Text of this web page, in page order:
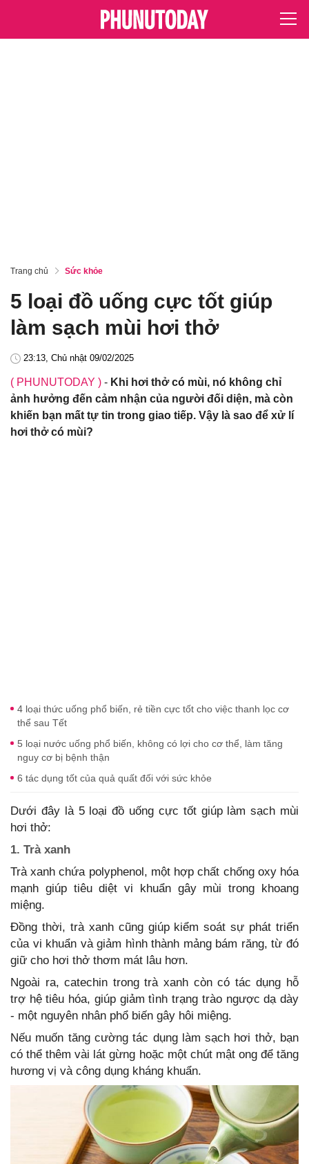
Trang chủ Sức khỏe
5 loại đồ uống cực tốt giúp
làm sạch mùi hơi thở
23:13, Chủ nhật 09/02/2025
( PHUNUTODAY ) - Khi hơi thở có mùi, nó không chỉ
ảnh hưởng đến cảm nhận của người đối diện, mà còn
khiến bạn mất tự tin trong giao tiếp. Vậy là sao để xử lí
hơi thở có mùi?
4 loại thức uống phổ biến, rẻ tiền cực tốt cho việc thanh lọc cơ
thể sau Tết
5 loại nước uống phổ biến, không có lợi cho cơ thể, làm tăng
nguy cơ bị bệnh thận
6 tác dụng tốt của quả quất đối với sức khỏe
Dưới đây là 5 loại đồ uống cực tốt giúp làm sạch mùi
hơi thở:
1. Trà xanh
Trà xanh chứa polyphenol, một hợp chất chống oxy hóa
mạnh giúp tiêu diệt vi khuẩn gây mùi trong khoang
miệng.
Đồng thời, trà xanh cũng giúp kiểm soát sự phát triển
của vi khuẩn và giảm hình thành mảng bám răng, từ đó
giữ cho hơi thở thơm mát lâu hơn.
Ngoài ra, catechin trong trà xanh còn có tác dụng hỗ
trợ hệ tiêu hóa, giúp giảm tình trạng trào ngược dạ dày
- một nguyên nhân phổ biến gây hôi miệng.
Nếu muốn tăng cường tác dụng làm sạch hơi thở, bạn
có thể thêm vài lát gừng hoặc một chút mật ong để tăng
hương vị và công dụng kháng khuẩn.